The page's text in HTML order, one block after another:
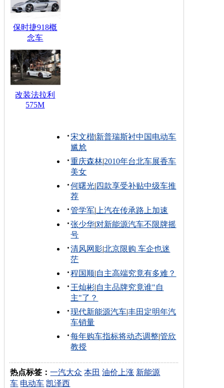
保时捷918概
念车
改装法拉利
575M
宋文楷|新普瑞斯衬中国电动车
尴尬
重庆森林|2010年台北车展香车
美女
何曙光| 四款享受补贴中级车推
荐
管学军| 上汽在传承路上加速
张少华|对新能源汽车不限牌摇
号
清风网影|北京限购 车企也迷
茫
程国顺|自主高端究竟有多难？
王灿彬|自主品牌究竟谁"自
主"了？
现代新能源汽车|丰田定明年汽
车销量
每年购车指标将动态调整|管欣
教授
热点标签：一汽大众 本田 油价上涨 新能源
车 电动车 凯泽西